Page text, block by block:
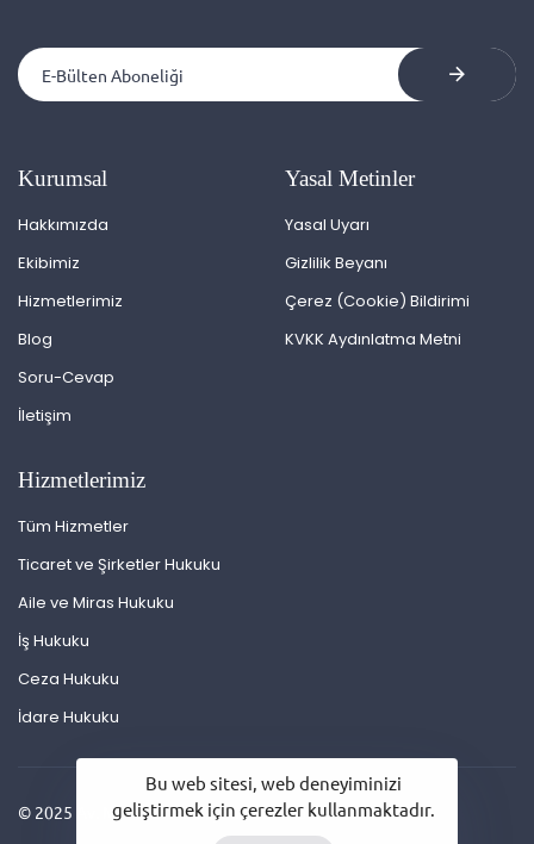
Kurumsal
Hakkımızda
Ekibimiz
Hizmetlerimiz
Blog
Soru-Cevap
İletişim
Yasal Metinler
Yasal Uyarı
Gizlilik Beyanı
Çerez (Cookie) Bildirimi
KVKK Aydınlatma Metni
Hizmetlerimiz
Tüm Hizmetler
Ticaret ve Şirketler Hukuku
Aile ve Miras Hukuku
İş Hukuku
Ceza Hukuku
İdare Hukuku
© 2025 Av. Mehmet Ali Bayam. Tüm hakları saklıdır.
Bu web sitesi, web deneyiminizi
geliştirmek için çerezler kullanmaktadır.